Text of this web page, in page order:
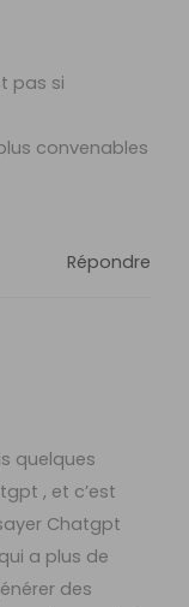
pas si
convenables
Répondre
quelques
, et c’est
Chatgpt
a plus de
des